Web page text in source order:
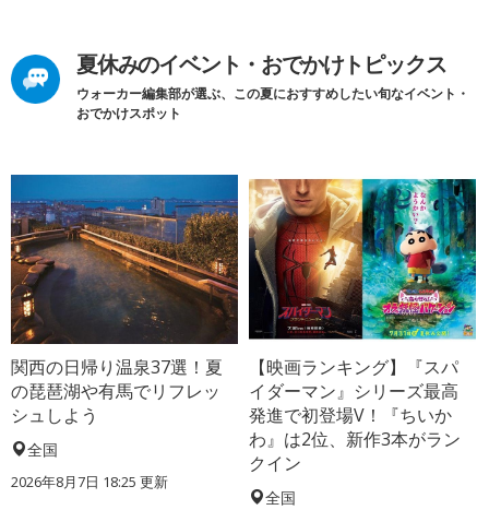
夏休みのイベント・おでかけトピックス
ウォーカー編集部が選ぶ、この夏におすすめしたい旬なイベント・
おでかけスポット
関西の日帰り温泉37選！夏
の琵琶湖や有馬でリフレッ
シュしよう
全国
2026年8月7日 18:25 更新
【映画ランキング】『スパ
イダーマン』シリーズ最高
発進で初登場V！『ちいか
わ』は2位、新作3本がラン
クイン
全国